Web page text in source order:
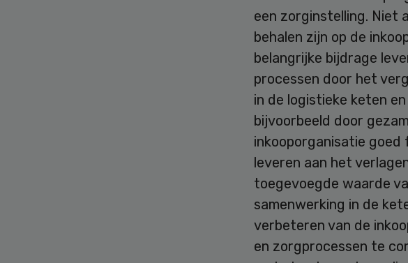
een zorginstelling. Niet
behalen zijn op de
belangrijke bijdrage
processen door het
in de logistieke keten
bijvoorbeeld door
inkooporganisatie
leveren aan het
toegevoegde waarde
samenwerking in de
verbeteren van de
en zorgprocessen te